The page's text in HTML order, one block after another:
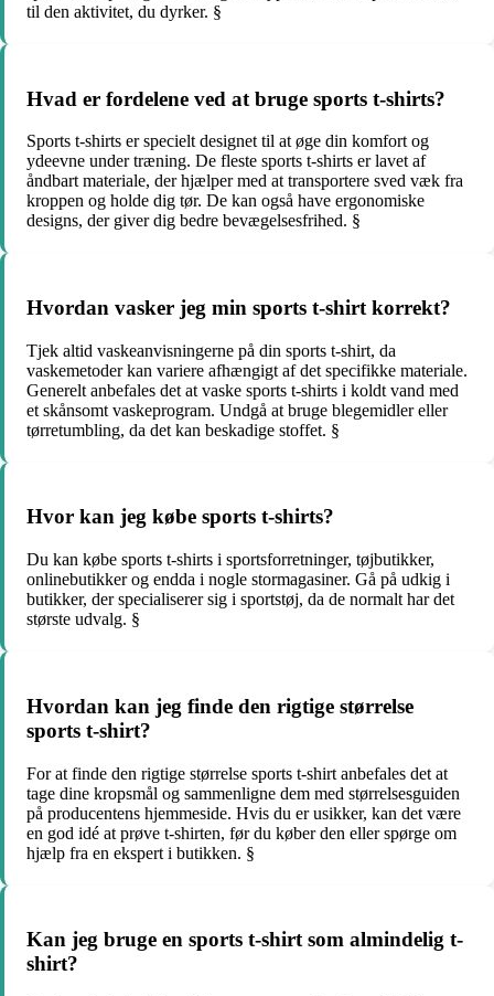
til den aktivitet, du dyrker. §
Hvad er fordelene ved at bruge sports t-shirts?
Sports t-shirts er specielt designet til at øge din komfort og
ydeevne under træning. De fleste sports t-shirts er lavet af
åndbart materiale, der hjælper med at transportere sved væk fra
kroppen og holde dig tør. De kan også have ergonomiske
designs, der giver dig bedre bevægelsesfrihed. §
Hvordan vasker jeg min sports t-shirt korrekt?
Tjek altid vaskeanvisningerne på din sports t-shirt, da
vaskemetoder kan variere afhængigt af det specifikke materiale.
Generelt anbefales det at vaske sports t-shirts i koldt vand med
et skånsomt vaskeprogram. Undgå at bruge blegemidler eller
tørretumbling, da det kan beskadige stoffet. §
Hvor kan jeg købe sports t-shirts?
Du kan købe sports t-shirts i sportsforretninger, tøjbutikker,
onlinebutikker og endda i nogle stormagasiner. Gå på udkig i
butikker, der specialiserer sig i sportstøj, da de normalt har det
største udvalg. §
Hvordan kan jeg finde den rigtige størrelse
sports t-shirt?
For at finde den rigtige størrelse sports t-shirt anbefales det at
tage dine kropsmål og sammenligne dem med størrelsesguiden
på producentens hjemmeside. Hvis du er usikker, kan det være
en god idé at prøve t-shirten, før du køber den eller spørge om
hjælp fra en ekspert i butikken. §
Kan jeg bruge en sports t-shirt som almindelig t-
shirt?